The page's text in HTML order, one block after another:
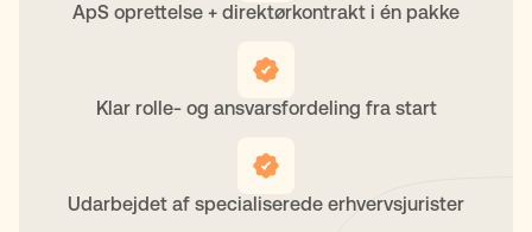
ApS oprettelse + direktørkontrakt i én pakke
Klar rolle- og ansvarsfordeling fra start
Udarbejdet af specialiserede erhvervsjurister